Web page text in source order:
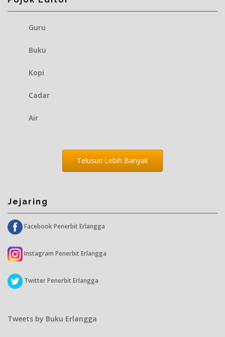
Guru
Buku
Kopi
Cadar
Air
Telusuri Lebih Banyak
Jejaring
Facebook Penerbit Erlangga
Instagram Penerbit Erlangga
Twitter Penerbit Erlangga
Tweets by Buku Erlangga